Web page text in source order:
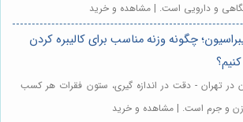
و دارویی است. | مشاهده و خرید
چگونه وزنه مناسب برای کالیبره کردن
در تهران - دقت در اندازه گیری، ستون فقرات هر کسب
وزن و جرم است. | مشاهده و خرید